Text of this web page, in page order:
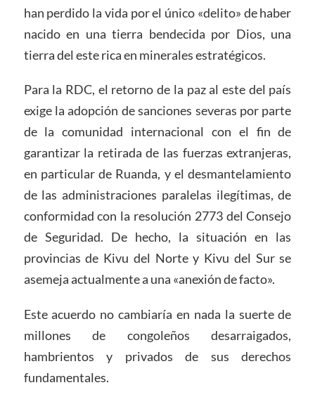
han perdido la vida por el único «delito» de haber
nacido en una tierra bendecida por Dios, una
tierra del este rica en minerales estratégicos.
Para la RDC, el retorno de la paz al este del país
exige la adopción de sanciones severas por parte
de la comunidad internacional con el fin de
garantizar la retirada de las fuerzas extranjeras,
en particular de Ruanda, y el desmantelamiento
de las administraciones paralelas ilegítimas, de
conformidad con la resolución 2773 del Consejo
de Seguridad. De hecho, la situación en las
provincias de Kivu del Norte y Kivu del Sur se
asemeja actualmente a una «anexión de facto».
Este acuerdo no cambiaría en nada la suerte de
millones de congoleños desarraigados,
hambrientos y privados de sus derechos
fundamentales.